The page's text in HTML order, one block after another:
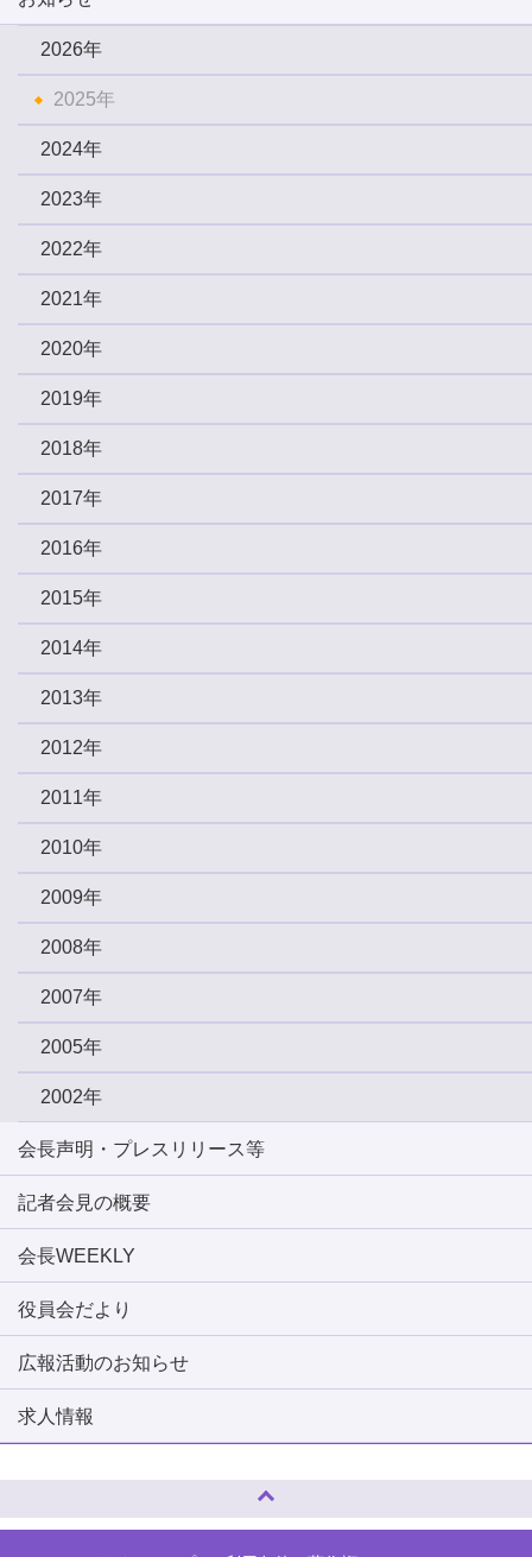
2026年
2025年
2024年
2023年
2022年
2021年
2020年
2019年
2018年
2017年
2016年
2015年
2014年
2013年
2012年
2011年
2010年
2009年
2008年
2007年
2005年
2002年
会長声明・プレスリリース等
記者会見の概要
会長WEEKLY
役員会だより
広報活動のお知らせ
求人情報